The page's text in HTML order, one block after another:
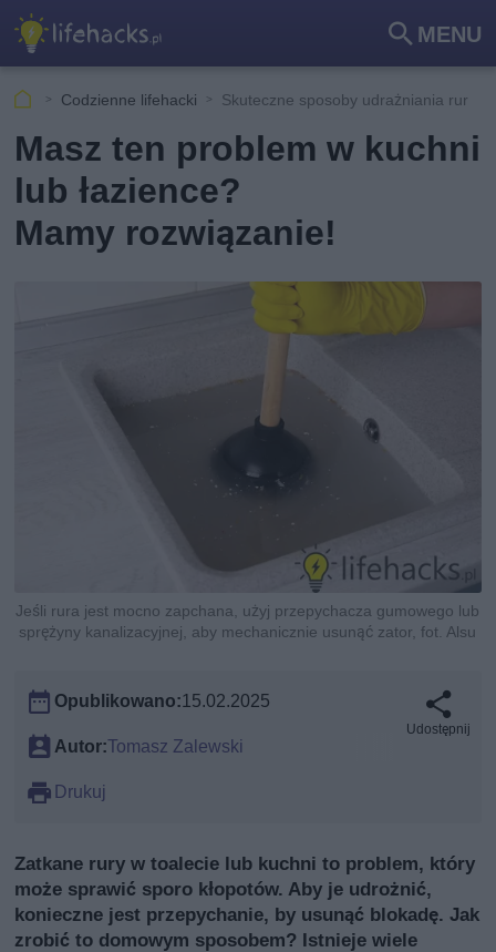
MENU
Szu
kaj
Codzienne lifehacki Skuteczne sposoby udrażniania rur
Masz ten problem w kuchni
lub łazience?
Mamy rozwiązanie!
Jeśli rura jest mocno zapchana, użyj przepychacza gumowego lub
sprężyny kanalizacyjnej, aby mechanicznie usunąć zator, fot. Alsu
Opublikowano:15.02.2025
Autor:Tomasz Zalewski
Drukuj
Udostępnij
Zatkane rury w toalecie lub kuchni to problem, który
może sprawić sporo kłopotów. Aby je udrożnić,
konieczne jest przepychanie, by usunąć blokadę. Jak
zrobić to domowym sposobem? Istnieje wiele